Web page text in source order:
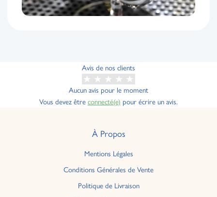
Avis de nos clients
Aucun avis pour le moment
Vous devez être connecté(e) pour écrire un avis.
À Propos
Mentions Légales
Conditions Générales de Vente
Politique de Livraison